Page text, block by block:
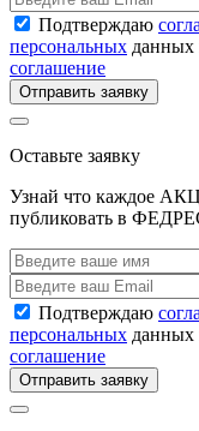
Подтверждаю
персональных
соглашение
Отправить заявку
Оставьте заявку
Узнай что каждое
публиковать в
Подтверждаю
персональных
соглашение
Отправить заявку